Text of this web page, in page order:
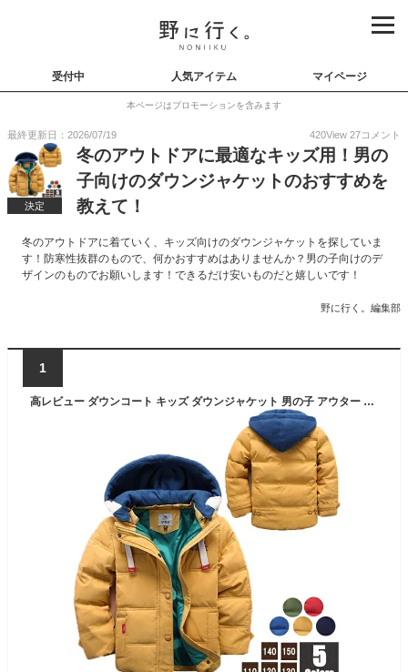
受付中 人気アイテム マイページ
本ページはプロモーションを含みます
最終更新日：2026/07/19 420View 27コメント
決定
冬のアウトドアに最適なキッズ用！男の
子向けのダウンジャケットのおすすめを
教えて！
冬のアウトドアに着ていく、キッズ向けのダウンジャケットを探していま
す！防寒性抜群のもので、何かおすすめはありませんか？男の子向けのデ
ザインのものでお願いします！できるだけ安いものだと嬉しいです！
野に行く。編集部
1
高レビュー ダウンコート キッズ ダウンジャケット 男の子 アウター 女の子 フード付き 子供服 子ども服 子供コート 中綿 オーバー ジャケット キッズコート ボーイ ガール キッズ ダウンジャケット 男の子 上着 女の子110 120 130 140 150 男の子 ダウンコート 女の子